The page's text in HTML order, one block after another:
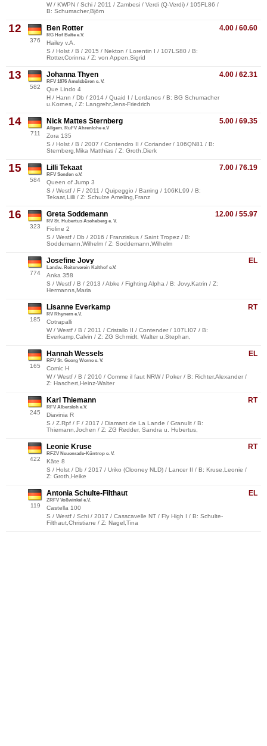
W / KWPN / Schi / 2011 / Zambesi / Verdi (Q-Verdi) / 105FL86 /
B: Schumacher,Björn
12
376
4.00 / 60.60
Ben Rotter
RG Hof Balte e.V.
Hailey v.A.
S / Holst / B / 2015 / Nekton / Lorentin I / 107LS80 / B:
Rotter,Corinna / Z: von Appen,Sigrid
13
582
4.00 / 62.31
Johanna Thyen
RFV 1876 Amelsbüren e. V.
Que Lindo 4
H / Hann / Db / 2014 / Quaid I / Lordanos / B: BG Schumacher
u.Kornes, / Z: Langrehr,Jens-Friedrich
14
711
5.00 / 69.35
Nick Mattes Sternberg
Allgem. RuFV Ahrenlohe e.V
Zora 135
S / Holst / B / 2007 / Contendro II / Coriander / 106QN81 / B:
Sternberg,Mika Matthias / Z: Groth,Dierk
15
584
7.00 / 76.19
Lilli Tekaat
RFV Senden e.V.
Queen of Jump 3
S / Westf / F / 2011 / Quipeggio / Barring / 106KL99 / B:
Tekaat,Lilli / Z: Schulze Ameling,Franz
16
323
12.00 / 55.97
Greta Soddemann
RV St. Hubertus Ascheberg e. V.
Fioline 2
S / Westf / Db / 2016 / Franziskus / Saint Tropez / B:
Soddemann,Wilhelm / Z: Soddemann,Wilhelm
774
EL
Josefine Jovy
Landw. Reiterverein Kalthof e.V.
Anka 358
S / Westf / B / 2013 / Abke / Fighting Alpha / B: Jovy,Katrin / Z:
Hermanns,Maria
185
RT
Lisanne Everkamp
RV Rhynern e.V.
Cotrapalli
W / Westf / B / 2011 / Cristallo II / Contender / 107LI07 / B:
Everkamp,Calvin / Z: ZG Schmidt, Walter u.Stephan,
165
EL
Hannah Wessels
RFV St. Georg Werne e. V.
Comic H
W / Westf / B / 2010 / Comme il faut NRW / Poker / B: Richter,Alexander /
Z: Haschert,Heinz-Walter
245
RT
Karl Thiemann
RFV Albersloh e.V.
Diavinia R
S / Z.Rpf / F / 2017 / Diamant de La Lande / Granulit / B:
Thiemann,Jochen / Z: ZG Redder, Sandra u. Hubertus,
422
RT
Leonie Kruse
RFZV Neuenrade-Küntrop e. V.
Käte 8
S / Holst / Db / 2017 / Uriko (Clooney NLD) / Lancer II / B: Kruse,Leonie /
Z: Groth,Heike
119
EL
Antonia Schulte-Filthaut
ZRFV Voßwinkel e.V.
Castella 100
S / Westf / Schi / 2017 / Casscavelle NT / Fly High I / B: Schulte-
Filthaut,Christiane / Z: Nagel,Tina